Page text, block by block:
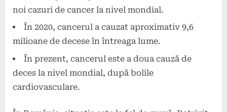
noi cazuri de cancer la nivel mondial.
În 2020, cancerul a cauzat aproximativ 9,6
milioane de decese în întreaga lume.
În prezent, cancerul este a doua cauză de
deces la nivel mondial, după bolile
cardiovasculare.